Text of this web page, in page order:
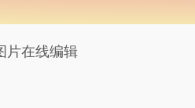
片在线编辑